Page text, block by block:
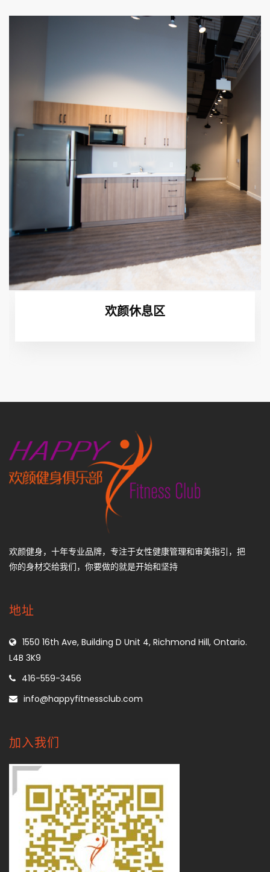
欢颜大教室
欢颜健身，十年专业品牌，专注于女性健康管理和审美指引，把
你的身材交给我们，你要做的就是开始和坚持
地址
1550 16th Ave, Building D Unit 4, Richmond Hill, Ontario.
L4B 3K9
416-559-3456
info@happyfitnessclub.com
加入我们